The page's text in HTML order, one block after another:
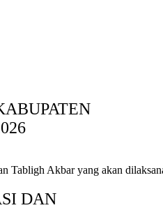
Tabligh Akbar yang akan
DAN